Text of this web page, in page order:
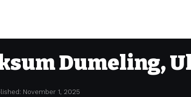
Dumeling,
November 1, 2025